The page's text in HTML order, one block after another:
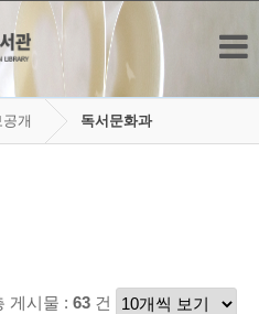
개 독서문화과
게시물 :63 건